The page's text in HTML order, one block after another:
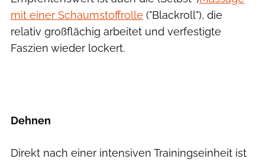
mit einer Schaumstoffrolle ("Blackroll"), die
relativ großflächig arbeitet und verfestigte
Faszien wieder lockert.
Dehnen
Direkt nach einer intensiven Trainingseinheit ist